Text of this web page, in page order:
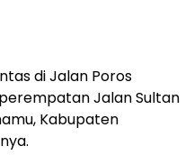
di Jalan Poros
Jalan Sultan
Kabupaten